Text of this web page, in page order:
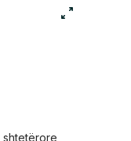
shtetërore